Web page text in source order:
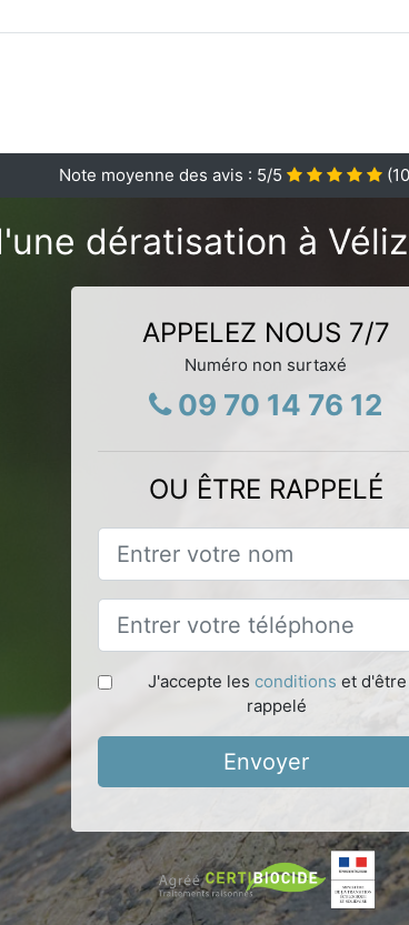
Note moyenne des avis : 5/5 (
dératisation à
APPELEZ NOUS 7/7
Numéro non surtaxé
09 70 14 76 12
OU ÊTRE RAPPELÉ
J'accepte les conditions et d'être
rappelé
Envoyer